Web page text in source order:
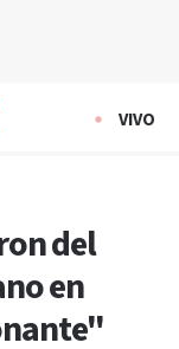
VIVO
del
en